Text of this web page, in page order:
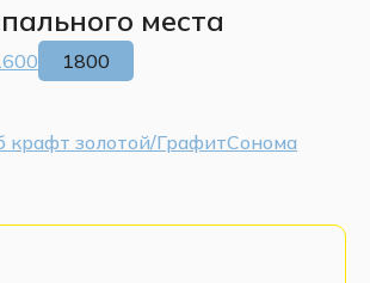
места
1800
крафт золотой/ГрафитСонома